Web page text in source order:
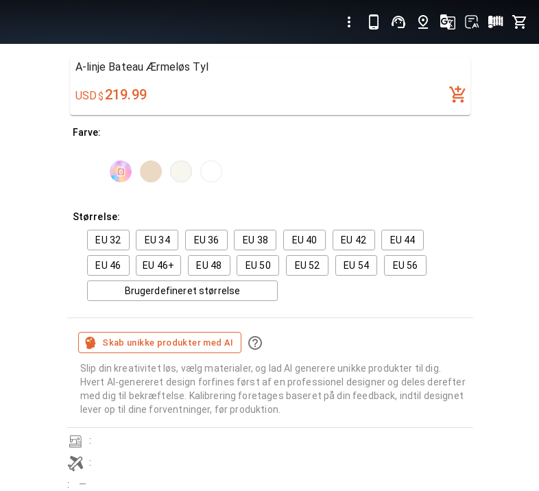
A-linje Bateau Ærmeløs Tyl
USD$ 219.99
Farve:
Størrelse:
EU 32 EU 34 EU 36 EU 38 EU 40 EU 42 EU 44
EU 46 EU 46+ EU 48 EU 50 EU 52 EU 54 EU 56
Brugerdefineret størrelse
Skab unikke produkter med AI
Slip din kreativitet løs, vælg materialer, og lad AI generere unikke produkter til dig.
Hvert AI-genereret design forfines først af en professionel designer og deles derefter
med dig til bekræftelse. Kalibrering foretages baseret på din feedback, indtil designet
lever op til dine forventninger, før produktion.
:
:
:
—